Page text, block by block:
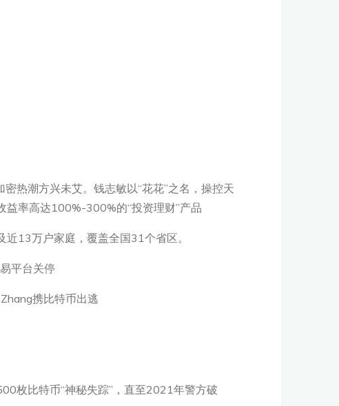
热潮方兴未艾。钱志敏以“花花”之名，操控天
益率高达100%-300%的“投资理财”产品
13万户家庭，覆盖全国31个省区。
平台关停
携比特币出逃
枚比特币“神秘失踪”，直至2021年警方破